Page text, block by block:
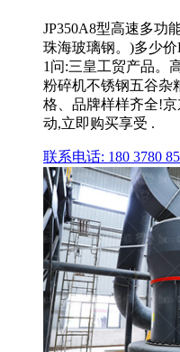
JP350A8型高速多功
珠海玻璃钢。)多少
1问:三皇工贸产品。
粉碎机不锈钢五谷杂
格、品牌样样齐全!
动,立即购买享受 .
联系电话: 180 3780